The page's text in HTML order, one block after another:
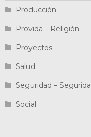
Producción
Provida – Religión
Proyectos
Salud
Seguridad –
Social